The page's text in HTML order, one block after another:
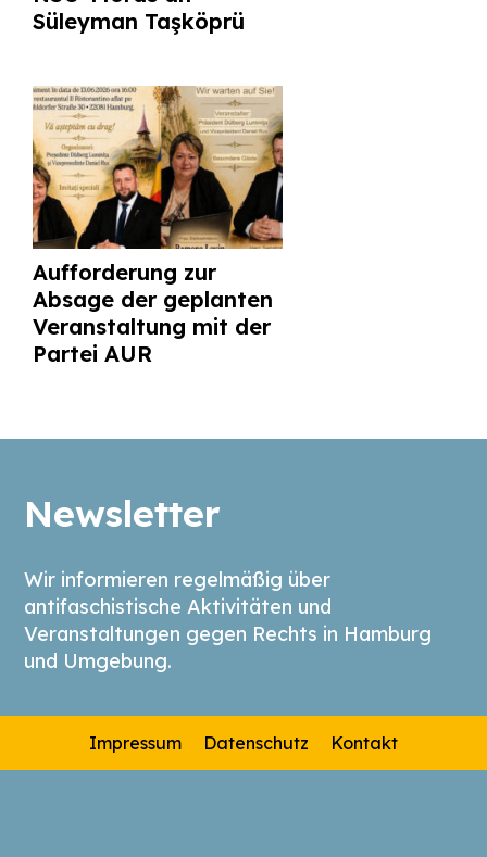
Süleyman Taşköprü
Aufforderung zur
Absage der geplanten
Veranstaltung mit der
Partei AUR
Newsletter
Wir informieren regelmäßig über
antifaschistische Aktivitäten und
Veranstaltungen gegen Rechts in Hamburg
und Umgebung.
Impressum Datenschutz Kontakt